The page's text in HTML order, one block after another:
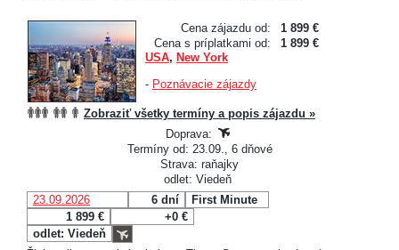
Cena zájazdu od:
1 899 €
Cena s príplatkami od:
1 899 €
USA, New York
- Poznávacie zájazdy
Zobraziť všetky termíny a popis zájazdu »
Doprava:
Termíny od: 23.09., 6 dňové
Strava: raňajky
odlet: Viedeň
23.09.2026
6 dní
First Minute
1 899 €
+0 €
odlet: Viedeň